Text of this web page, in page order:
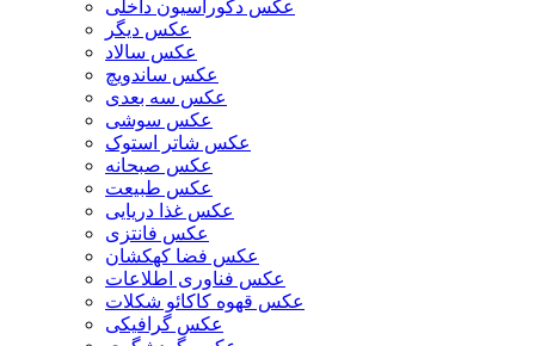
عکس دکوراسیون داخلی
عکس دیگر
عکس سالاد
عکس ساندویچ
عکس سه بعدی
عکس سوشی
عکس شاتر استوک
عکس صبحانه
عکس طبیعت
عکس غذا دریایی
عکس فانتزی
عکس فضا کهکشان
عکس فناوری اطلاعات
عکس قهوه کاکائو شکلات
عکس گرافیکی